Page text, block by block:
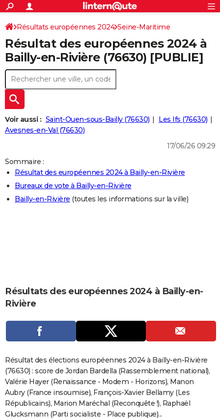
ACTUALITÉS
Politique
Société
Faits Divers
Education
Monde
Villes
+
SPORT
Coupe du monde 2026
Football
Tennis
Cyclisme
Rugby
Forum
CULTURE
Programme TV
TNT
Streaming
Cinéma
Sorties cinéma
Musique
+
FINANCE
Retraite
Impôts
Epargne
Immobilier
Risques naturels par ville
Banque
Assurance
Crédit
AUTO
Essais
Réserver un essai
Citadines
Berlines
SUV
Forum auto
+
HIGH-TECH
Mobiles
Meilleur smartphone
Internet
Ordinateurs
Jeux vidéo
Guide high-tech
+
BRICOLAGE
Guides de France
Escapades
Patrimoine
Expositions
Musées
Week-end nature
LIFESTYLE
Art de vivre
Bien-être
Loisirs
Mode
Modes de vie
CARTE DE VOEUX
Carte de Noël
Carte Bonne année
Carte Saint-Valentin
Carte Pâques
Carte d'anniversaire
Dictionnaire
Biographies
Expressions
Proverbes
PROGRAMME TV
S'inscrire
Se connecter
Lycées
Collèges
Primaires
Universités
Entreprises
Service militaire
Avis de recherche
AVIS DE DÉCÈS
FORUM
Bricolage
Lifestyle
Culture
SportAuto
Television
Voyage
Cinema
Rechercher
S'inscrire
Connexion
Résultats européennes 2024 Seine-Maritime
Résultat des européennes 2024 à
Bailly-en-Rivière (76630) [PUBLIE]
Voir aussi : Saint-Ouen-sous-Bailly (76630)
Les Ifs (76630)
Avesnes-en-Val (76630)
17/06/26 09:29
Sommaire :
Résultat des européennes 2024 à Bailly-en-Rivière
Bureaux de vote à Bailly-en-Rivière
Bailly-en-Rivière (toutes les informations sur la ville)
Résultats des européennes 2024 à Bailly-en-
Rivière
Résultat des élections européennes 2024 à Bailly-en-Rivière
(76630) : score de Jordan Bardella (Rassemblement national),
Valérie Hayer (Renaissance - Modem - Horizons), Manon
Aubry (France insoumise), François-Xavier Bellamy (Les
Républicains), Marion Maréchal (Reconquête !), Raphaël
Glucksmann (Parti socialiste - Place publique)...